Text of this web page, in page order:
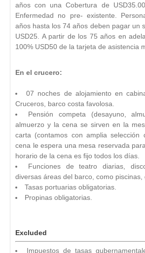
años con una Cobertura de
Enfermedad no pre- existente.
años hasta los 74 años deben pagar un
USD25. A partir de los 75 años en
100% USD50 de la tarjeta de asistencia
En el crucero:
07 noches de alojamiento en
Cruceros, barco costa favolosa.
Pensión competa (desayuno,
almuerzo y la cena se sirven en la
carta (contamos con amplia
cena le espera una mesa reservada
horario de la cena es fijo todos los días.
Funciones de teatro diarias,
diversas áreas del barco, como piscinas,
Tasas portuarias obligatorias.
Propinas obligatorias.
Excluded
Impuestos de tasas